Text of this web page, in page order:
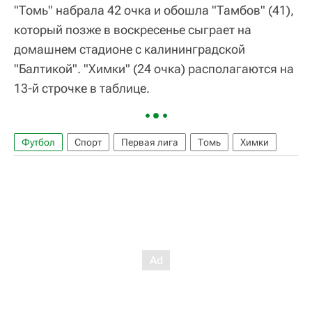
"Томь" набрала 42 очка и обошла "Тамбов" (41),
который позже в воскресенье сыграет на
домашнем стадионе с калининградской
"Балтикой". "Химки" (24 очка) располагаются на
13-й строчке в таблице.
Футбол Спорт Первая лига Томь Химки